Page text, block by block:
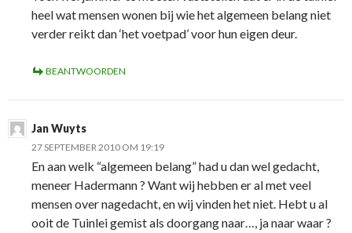
heel wat mensen wonen bij wie het algemeen belang niet
verder reikt dan ‘het voetpad’ voor hun eigen deur.
BEANTWOORDEN
Jan Wuyts
27 SEPTEMBER 2010 OM 19:19
En aan welk “algemeen belang” had u dan wel gedacht,
meneer Hadermann ? Want wij hebben er al met veel
mensen over nagedacht, en wij vinden het niet. Hebt u al
ooit de Tuinlei gemist als doorgang naar…, ja naar waar ?